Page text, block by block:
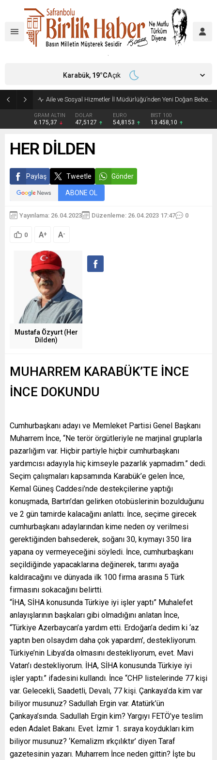
Aile ve Sosyal Hizmetler İl Müdürlüğü’nden Yeni Doğan Bebekler İçin Destek Çantası
GRAM ALTIN
6.175,37
DOLAR
47,5127
EURO
54,8153
BIST 100
13.458,10
Karabük, 19°CAçık
HER DİLDEN
Paylaş Tweetle Gönder
ABONE OL
Yayınlama: 26.04.2023 Düzenleme: 26.04.2023 17:47 0
0 A+ A-
Mustafa Özyurt (Her
Dilden)
MUHARREM KARABÜK’TE İNCE
İNCE DOKUNDU
Cumhurbaşkanı adayı ve Memleket Partisi Genel Başkanı
Muharrem İnce, “Ne terör örgütleriyle ne marjinal gruplarla
pazarlığım var. Hiçbir partiyle hiçbir cumhurbaşkanı
yardımcısı adayıyla hiç kimseyle pazarlık yapmadım.” dedi.
Seçim çalışmaları kapsamında Karabük’e gelen İnce,
Kemal Güneş Caddesi’nde destekçilerine yaptığı
konuşmada, Bartın’dan gelirken otobüslerinin bozulduğunu
ve 2 gün tamirde kalacağını anlattı. İnce, seçime girecek
cumhurbaşkanı adaylarından kime neden oy verilmesi
gerektiğinden bahsederek, soğanı 30, kıymayı 350 lira
yapana oy vermeyeceğini söyledi. İnce, cumhurbaşkanı
seçildiğinde yapacaklarına değinerek, tarımı ayağa
kaldıracağını ve dünyada ilk 100 firma arasına 5 Türk
firmasını sokacağını belirtti.
“İHA, SİHA konusunda Türkiye iyi işler yaptı” Muhalefet
anlayışlarının başkaları gibi olmadığını anlatan İnce,
“Türkiye Azerbaycan’a yardım etti. Erdoğan’a dedim ki ‘az
yaptın ben olsaydım daha çok yapardım’, destekliyorum.
Türkiye’nin Libya’da olmasını destekliyorum, evet. Mavi
Vatan’ı destekliyorum. İHA, SİHA konusunda Türkiye iyi
işler yaptı.” ifadesini kullandı. İnce “CHP listelerinde 77 kişi
var. Gelecekli, Saadetli, Devalı, 77 kişi. Çankaya’da kim var
biliyor musunuz? Sadullah Ergin var. Atatürk’ün
Çankaya’sında. Sadullah Ergin kim? Yargıyı FETÖ’ye teslim
eden Adalet Bakanı. Evet. İzmir 1. sıraya koydukları kim
biliyor musunuz? ‘Kemalizm ırkçılıktır’ diyen Taraf
gazetesinin yazarı. Muharrem İnce neden gittin? İşte bu